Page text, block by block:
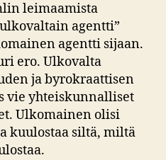
leimaamista
agentti”
agentti sijaan.
ero. Ulkovalta
ja byrokraattisen
vie yhteiskunnalliset
Ulkomainen olisi
kuulostaa siltä, miltä